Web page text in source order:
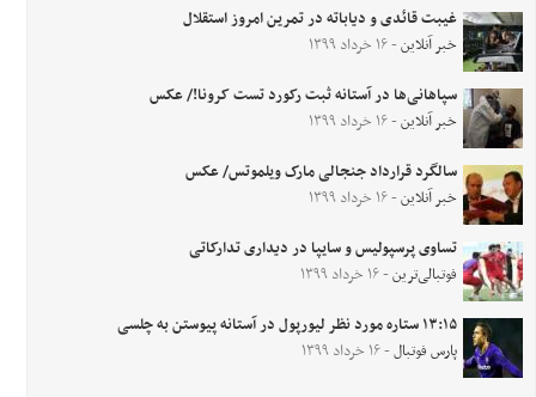
غیبت قائدی و دیاباته در تمرین امروز استقلال
خبر آنلاین- ۱۶ خرداد ۱۳۹۹
سپاهانی‌ها در آستانه ثبت رکورد تست کرونا!/ عکس
خبر آنلاین- ۱۶ خرداد ۱۳۹۹
سالگرد قرارداد جنجالی مارک ویلموتس/ عکس
خبر آنلاین- ۱۶ خرداد ۱۳۹۹
تساوی پرسپولیس و سایپا در دیداری تدارکاتی
فوتبالی‌ترین- ۱۶ خرداد ۱۳۹۹
۱۳:۱۵ ستاره مورد نظر لیورپول در آستانه پیوستن به چلسی
پارس فوتبال- ۱۶ خرداد ۱۳۹۹